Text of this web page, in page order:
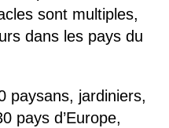
sont multiples,
dans les pays du
paysans, jardiniers,
pays d’Europe,